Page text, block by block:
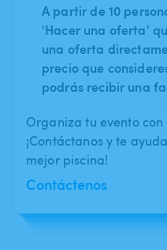
A partir de 10
'Hacer una oferta'
una oferta
precio que
podrás recibir una
Organiza tu evento con
¡Contáctanos y te
mejor piscina!
Contáctenos